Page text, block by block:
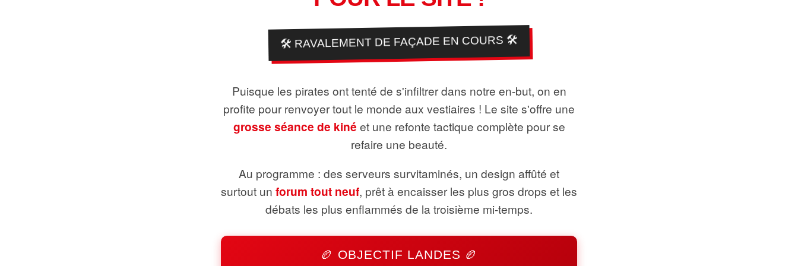
🛠️ RAVALEMENT DE FAÇADE EN COURS 🛠️
Puisque les pirates ont tenté de s'infiltrer dans notre en-but, on en
profite pour renvoyer tout le monde aux vestiaires ! Le site s'offre une
grosse séance de kiné et une refonte tactique complète pour se
refaire une beauté.
Au programme : des serveurs survitaminés, un design affûté et
surtout un forum tout neuf, prêt à encaisser les plus gros drops et les
débats les plus enflammés de la troisième mi-temps.
🏉 OBJECTIF LANDES 🏉